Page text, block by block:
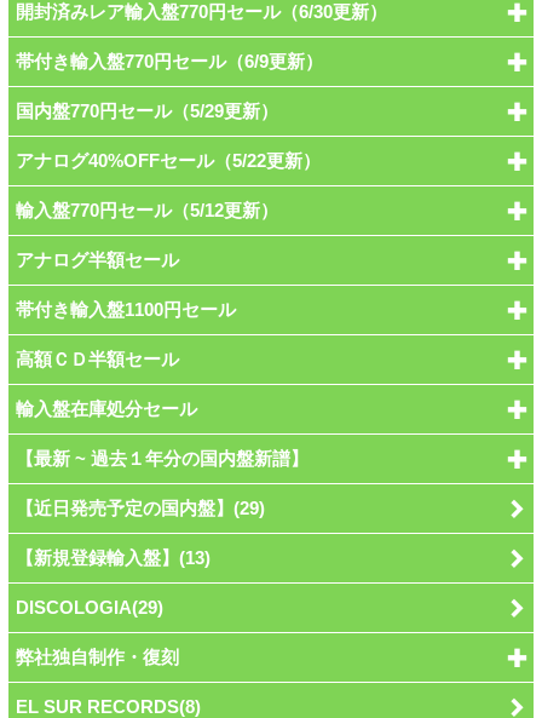
開封済みレア輸入盤770円セール（6/30更新）
帯付き輸入盤770円セール（6/9更新）
国内盤770円セール（5/29更新）
アナログ40%OFFセール（5/22更新）
輸入盤770円セール（5/12更新）
アナログ半額セール
帯付き輸入盤1100円セール
高額ＣＤ半額セール
輸入盤在庫処分セール
【最新 ~ 過去１年分の国内盤新譜】
【近日発売予定の国内盤】(29)
【新規登録輸入盤】(13)
DISCOLOGIA(29)
弊社独自制作・復刻
EL SUR RECORDS(8)